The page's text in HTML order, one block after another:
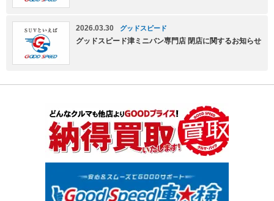
2026.03.30 グッドスピード
グッドスピード津ミニバン専門店 閉店に関するお知らせ